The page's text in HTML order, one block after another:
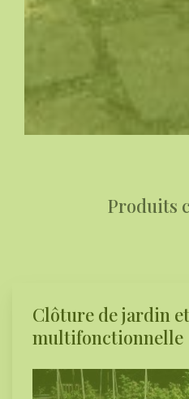
Produits
Clôture de jardin
multifonctionnelle